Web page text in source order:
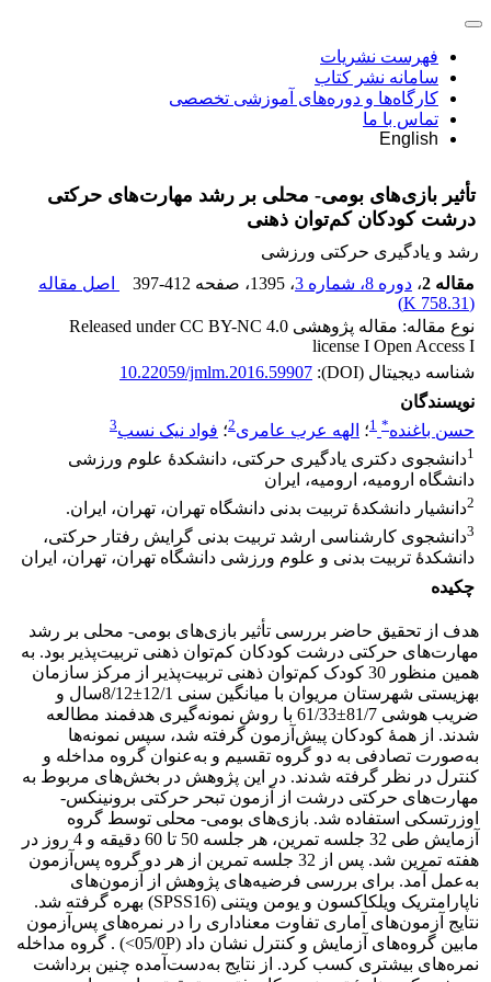
فهرست نشریات
سامانه نشر کتاب
کارگاه‌ها و دوره‌های آموزشی تخصصی
تماس با ما
English
تأثیر بازی‌های بومی- محلی بر رشد مهارت‌های حرکتی
درشت کودکان کم‌توان ذهنی
رشد و یادگیری حرکتی ورزشی
مقاله 2
، دوره 8، شماره 3 ، 1395 ، صفحه 397-412
اصل مقاله
(
758.31 K
)
نوع مقاله: مقاله پژوهشی Released under CC BY-NC 4.0
license I Open Access I
شناسه دیجیتال (DOI):
10.22059/jmlm.2016.59907
نویسندگان
حسن باغنده*
1؛ الهه عرب عامری2؛ فواد نیک نسب3
1دانشجوی دکتری یادگیری حرکتی، دانشکدۀ علوم ورزشی
دانشگاه ارومیه، ارومیه، ایران
2دانشیار دانشکدۀ تربیت بدنی دانشگاه تهران، تهران، ایران.
3دانشجوی کارشناسی ارشد تربیت بدنی گرایش رفتار حرکتی،
دانشکدۀ تربیت بدنی و علوم ورزشی دانشگاه تهران، تهران، ایران
چکیده
هدف از تحقیق حاضر بررسی تأثیر بازی‌های بومی- محلی بر رشد
مهارت‌های حرکتی درشت کودکان کم‌توان ذهنی تربیت‌پذیر بود. به
همین منظور 30 کودک کم‌توان ذهنی تربیت‌پذیر از مرکز سازمان
بهزیستی شهرستان مریوان با میانگین سنی 12/1±8/12سال و
ضریب هوشی 81/7±61/33 با روش نمونه‌گیری هدفمند مطالعه
شدند. از همۀ کودکان پیش‌آزمون گرفته شد، سپس نمونه‌ها
به‌صورت تصادفی به دو گروه تقسیم و به‌عنوان گروه مداخله و
کنترل در نظر گرفته شدند. در این پژوهش در بخش‌های مربوط به
مهارت‌های حرکتی درشت از آزمون تبحر حرکتی برونینکس-
اوزرتسکی استفاده شد. بازی‌های بومی- محلی توسط گروه
آزمایش طی 32 جلسه تمرین، هر جلسه 50 تا 60 دقیقه و 4 روز در
هفته تمرین شد. پس از 32 جلسه تمرین از هر دو گروه پس‌آزمون
به‌عمل آمد. برای بررسی فرضیه‌های پژوهش از آزمون‌های
ناپارامتریک ویلکاکسون و یومن ویتنی (SPSS16) بهره گرفته شد.
نتایج آزمون‌های آماری تفاوت معناداری را در نمره‌های پس‌آزمون
مابین گروه‌های آزمایش و کنترل نشان داد (05/0P˂) . گروه مداخله
نمره‌های بیشتری کسب کرد. از نتایج به‌دست‌آمده چنین برداشت